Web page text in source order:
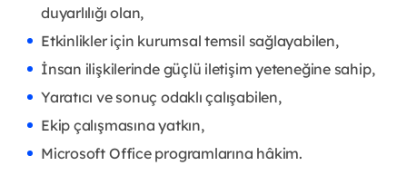
duyarlılığı olan,
Etkinlikler için kurumsal temsil sağlayabilen,
İnsan ilişkilerinde güçlü iletişim yeteneğine sahip,
Yaratıcı ve sonuç odaklı çalışabilen,
Ekip çalışmasına yatkın,
Microsoft Office programlarına hâkim.